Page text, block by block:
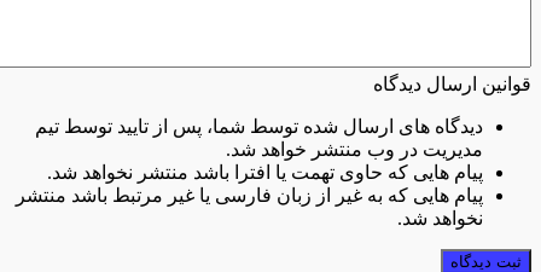
قوانین ارسال دیدگاه
دیدگاه های ارسال شده توسط شما، پس از تایید توسط تیم
مدیریت در وب منتشر خواهد شد.
پیام هایی که حاوی تهمت یا افترا باشد منتشر نخواهد شد.
پیام هایی که به غیر از زبان فارسی یا غیر مرتبط باشد منتشر
نخواهد شد.
ثبت دیدگاه